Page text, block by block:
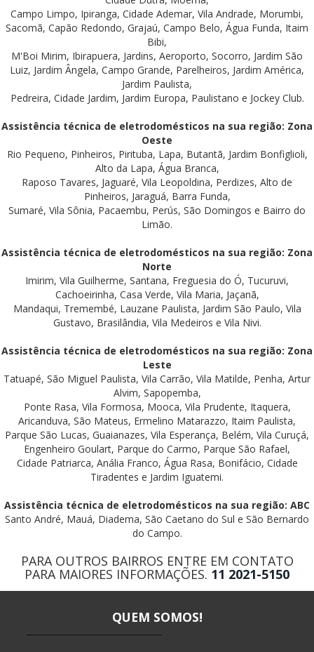
Campo Limpo, Ipiranga, Cidade Ademar, Vila Andrade, Morumbi,
Sacomã, Capão Redondo, Grajaú, Campo Belo, Água Funda, Itaim
Bibi,
M'Boi Mirim, Ibirapuera, Jardins, Aeroporto, Socorro, Jardim São
Luiz, Jardim Ângela, Campo Grande, Parelheiros, Jardim América,
Jardim Paulista,
Pedreira, Cidade Jardim, Jardim Europa, Paulistano e Jockey Club.
Assistência técnica de eletrodomésticos na sua região: Zona
Oeste
Rio Pequeno, Pinheiros, Pirituba, Lapa, Butantã, Jardim Bonfiglioli,
Alto da Lapa, Água Branca,
Raposo Tavares, Jaguaré, Vila Leopoldina, Perdizes, Alto de
Pinheiros, Jaraguá, Barra Funda,
Sumaré, Vila Sônia, Pacaembu, Perús, São Domingos e Bairro do
Limão.
Assistência técnica de eletrodomésticos na sua região: Zona
Norte
Imirim, Vila Guilherme, Santana, Freguesia do Ó, Tucuruvi,
Cachoeirinha, Casa Verde, Vila Maria, Jaçanã,
Mandaqui, Tremembé, Lauzane Paulista, Jardim São Paulo, Vila
Gustavo, Brasilândia, Vila Medeiros e Vila Nivi.
Assistência técnica de eletrodomésticos na sua região: Zona
Leste
Tatuapé, São Miguel Paulista, Vila Carrão, Vila Matilde, Penha, Artur
Alvim, Sapopemba,
Ponte Rasa, Vila Formosa, Mooca, Vila Prudente, Itaquera,
Aricanduva, São Mateus, Ermelino Matarazzo, Itaim Paulista,
Parque São Lucas, Guaianazes, Vila Esperança, Belém, Vila Curuçá,
Engenheiro Goulart, Parque do Carmo, Parque São Rafael,
Cidade Patriarca, Anália Franco, Água Rasa, Bonifácio, Cidade
Tiradentes e Jardim Iguatemi.
Assistência técnica de eletrodomésticos na sua região: ABC
Santo André, Mauá, Diadema, São Caetano do Sul e São Bernardo
do Campo.
PARA OUTROS BAIRROS ENTRE EM CONTATO
PARA MAIORES INFORMAÇÕES. 11 2021-5150
QUEM SOMOS!